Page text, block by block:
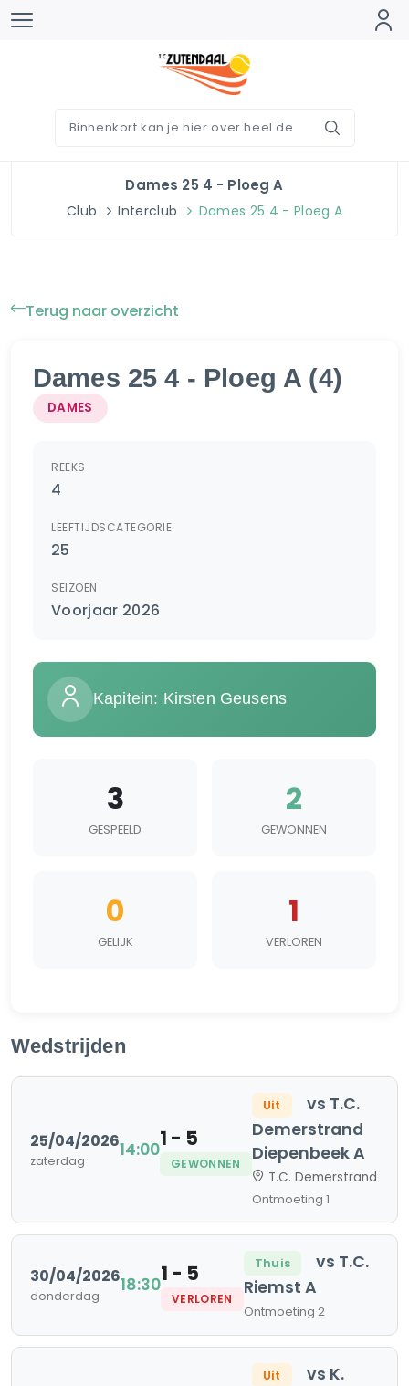
Dames 25 4 - Ploeg A
Club Interclub Dames 25 4 - Ploeg A
Terug naar overzicht
Dames 25 4 - Ploeg A (4)
DAMES
REEKS
4
LEEFTIJDSCATEGORIE
25
SEIZOEN
Voorjaar 2026
Kapitein: Kirsten Geusens
3
GESPEELD
2
GEWONNEN
0
GELIJK
1
VERLOREN
Wedstrijden
25/04/2026
zaterdag 14:00
Uit
vs T.C.
Demerstrand
Diepenbeek A
T.C. Demerstrand
Ontmoeting 1
1 - 5
GEWONNEN
30/04/2026
donderdag 18:30
Thuis
vs T.C.
Riemst A
Ontmoeting 2
1 - 5
VERLOREN
Uit
vs K.